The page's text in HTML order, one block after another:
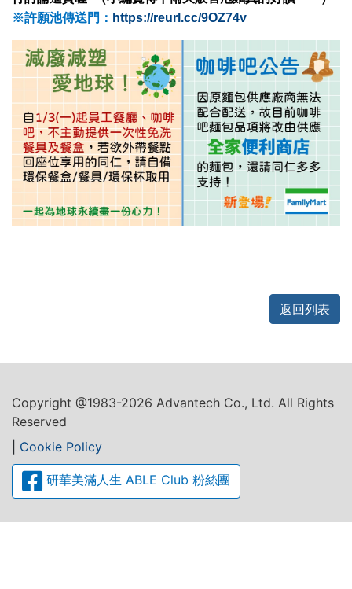
※許願池傳送門： https://reurl.cc/9OZ74v
返回列表
Copyright @1983-2026 Advantech Co., Ltd. All Rights
Reserved
Cookie Policy
研華美滿人生 ABLE Club 粉絲團